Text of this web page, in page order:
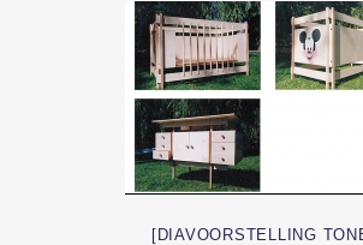
[DIAVOORSTELLING